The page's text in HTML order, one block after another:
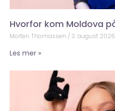
Hvorfor kom Moldova
Morten Thomassen 3. august 2026
Les mer »